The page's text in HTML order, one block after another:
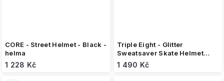
CORE - Street Helmet - Black -
helma
1 228 Kč
Triple Eight - Glitter
Sweatsaver Skate Helmet
Black - helma
1 490 Kč